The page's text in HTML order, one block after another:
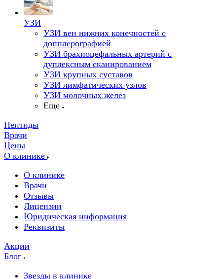
УЗИ
УЗИ вен нижних конечностей с
допплерографией
УЗИ брахиоцефальных артерий с
дуплексным сканированием
УЗИ крупных суставов
УЗИ лимфатических узлов
УЗИ молочных желез
Еще
Пептиды
Врачи
Цены
О клинике
О клинике
Врачи
Отзывы
Лицензии
Юридическая информация
Реквизиты
Акции
Блог
Звезды в клинике